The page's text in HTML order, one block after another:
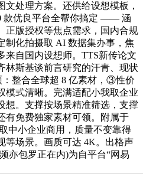
处理方案。还供给设想模板，
款优良平台全帮你搞定 —— 涵
正版授权等焦点需求，国内合规
制化拍摄取 AI 数据集办事，焦
来自国内设想师。TTS新传论文
林斯基谈前言研究的汗青、现状
：整合全球超 8 亿素材，③性价
模式清晰。完满适配小我取企业
想。支撑按场景精准筛选，支撑
有免费独家素材可领。附属于
中小企业商用，质量不变靠得
等场景。画质可达 4K。出格声
亦包罗正在内)为自平台“网易